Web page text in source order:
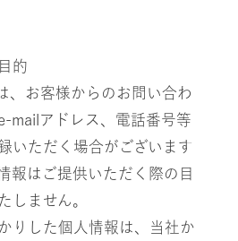
的
、お客様からのお問い合わ
mailアドレス、電話番号等
いただく場合がございます
報はご提供いただく際の目
しません。
りした個人情報は、当社か